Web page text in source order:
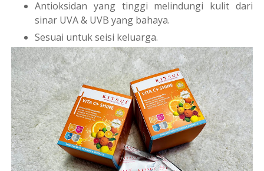
Antioksidan yang tinggi melindungi kulit dari
sinar UVA & UVB yang bahaya.
Sesuai untuk seisi keluarga.